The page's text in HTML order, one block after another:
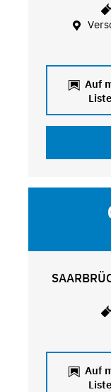
Auf
Liste
Auf
Liste